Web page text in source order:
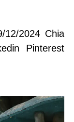
2024 Chia
Pinterest